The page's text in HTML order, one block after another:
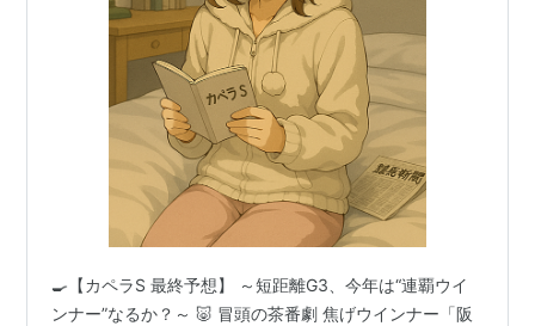
🍳【カペラS 最終予想】 ～短距離G3、今年は“連覇ウイ
ンナー”なるか？～ 🐷 冒頭の茶番劇 焦げウインナー「阪